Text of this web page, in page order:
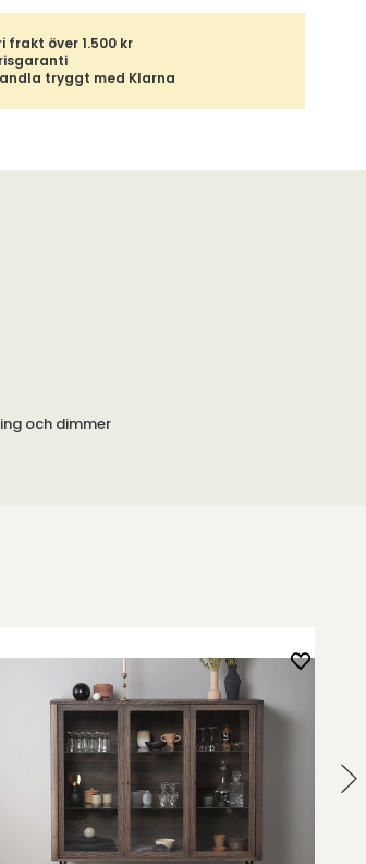
frakt över 1.500 kr
tryggt med Klarna
och dimmer